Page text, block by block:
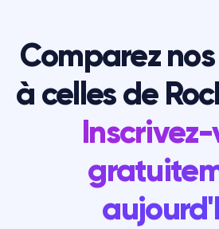
Comparez
à celles de